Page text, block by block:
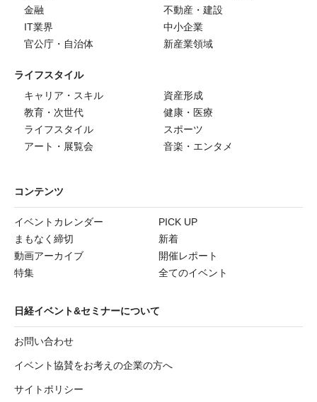
金融
不動産・建設
IT業界
中小企業
官公庁・自治体
新産業領域
ライフスタイル
キャリア・スキル
資産形成
教育・次世代
健康・医療
ライフスタイル
スポーツ
アート・展覧会
音楽・エンタメ
コンテンツ
イベントカレンダー
PICK UP
まもなく締切
新着
動画アーカイブ
開催レポート
特集
全てのイベント
日経イベント&セミナーについて
お問い合わせ
イベント協賛をお考えの企業の方へ
サイトポリシー